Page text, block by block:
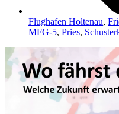
Flughafen Holtenau,
MFG-5, Pries,